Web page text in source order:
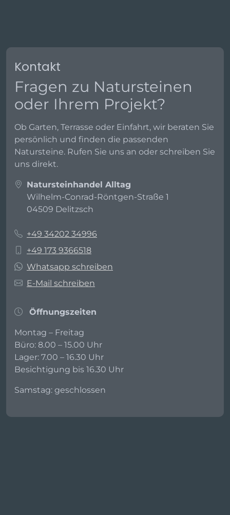
Kontakt
Fragen zu Natursteinen
oder Ihrem Projekt?
Ob Garten, Terrasse oder Einfahrt, wir beraten Sie
persönlich und finden die passenden
Natursteine. Rufen Sie uns an oder schreiben Sie
uns direkt.
Natursteinhandel Alltag
Wilhelm-Conrad-Röntgen-Straße 1
04509 Delitzsch
+49 34202 34996
+49 173 9366518
Whatsapp schreiben
E-Mail schreiben
Öffnungszeiten
Montag – Freitag
Büro: 8.00 – 15.00 Uhr
Lager: 7.00 – 16.30 Uhr
Besichtigung bis 16.30 Uhr
Samstag: geschlossen